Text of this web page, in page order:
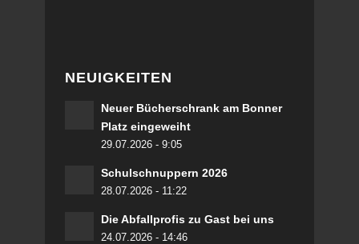
NEUIGKEITEN
Neuer Bücherschrank am Bonner
Platz eingeweiht
29.07.2026 - 9:05
Schulschnuppern 2026
28.07.2026 - 11:22
Die Abfallprofis zu Gast bei uns
24.07.2026 - 14:46